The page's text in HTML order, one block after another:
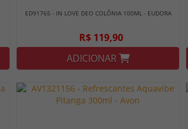
ED91765 - IN LOVE DEO COLÔNIA 100ML - EUDORA
R$ 119,90
ADICIONAR